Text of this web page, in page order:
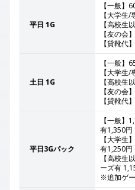
平日 1G
【一般】
【大学生
【高校生
【友の会
【貸靴代
土日 1G
【一般】
【大学生
【高校生
【友の会
【貸靴代
平日3Gパック
【一般】
有1,350円
【大学生
有1,250円
【高校生
ーズ有
※追加ゲ